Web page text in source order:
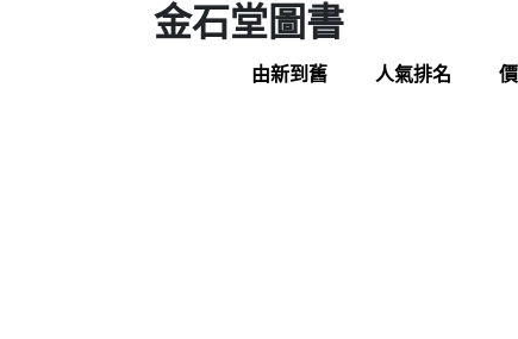
金石堂圖書
由新到舊 人氣排名